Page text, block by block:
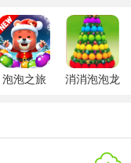
加入独特的道具系
击都充满新鲜感。
卡，每个关卡都有不
泡泡之旅 消消泡泡龙